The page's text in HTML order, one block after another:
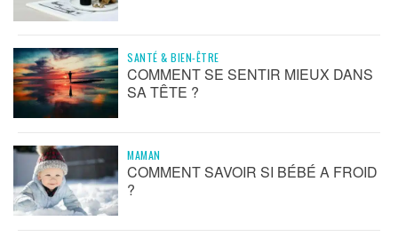
SANTÉ & BIEN-ÊTRE
COMMENT SE SENTIR MIEUX DANS
SA TÊTE ?
MAMAN
COMMENT SAVOIR SI BÉBÉ A FROID
?